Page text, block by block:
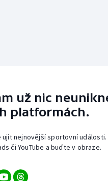
už nic
platformách.
ujít nejnovější sportovní události.
či YouTube a buďte v obraze.